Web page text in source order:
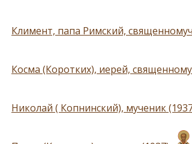
Климент, папа Римский,
Косма (Коротких), иерей,
Николай ( Копнинский), мученик